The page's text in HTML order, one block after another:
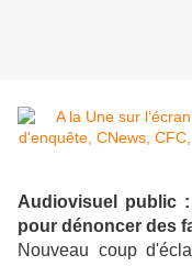
Audiovisuel public
pour dénoncer des
Nouveau coup